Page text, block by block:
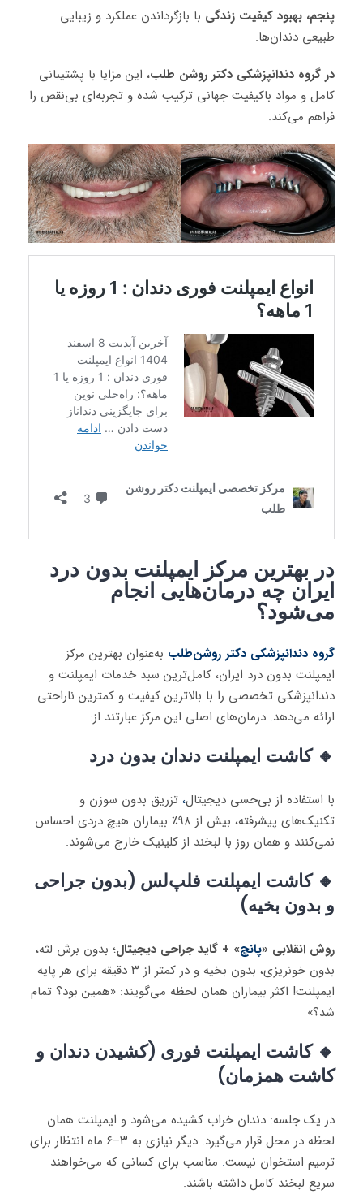
پنجم، بهبود کیفیت زندگی با بازگرداندن عملکرد و زیبایی
طبیعی دندان‌ها.
در گروه دندانپزشکی دکتر روشن طلب، این مزایا با پشتیبانی
کامل و مواد باکیفیت جهانی ترکیب شده و تجربه‌ای بی‌نقص را
فراهم می‌کند.
در بهترین مرکز ایمپلنت بدون درد
ایران چه درمان‌هایی انجام
می‌شود؟
گروه دندانپزشکی دکتر روشن‌طلب به‌عنوان بهترین مرکز
ایمپلنت بدون درد ایران، کامل‌ترین سبد خدمات ایمپلنت و
دندانپزشکی تخصصی را با بالاترین کیفیت و کمترین ناراحتی
ارائه می‌دهد. درمان‌های اصلی این مرکز عبارتند از:
🔸 کاشت ایمپلنت دندان بدون درد
با استفاده از بی‌حسی دیجیتال، تزریق بدون سوزن و
تکنیک‌های پیشرفته، بیش از ۹۸٪ بیماران هیچ دردی احساس
نمی‌کنند و همان روز با لبخند از کلینیک خارج می‌شوند.
🔸 کاشت ایمپلنت فلپ‌لس (بدون جراحی
و بدون بخیه)
روش انقلابی «پانچ» + گاید جراحی دیجیتال؛ بدون برش لثه،
بدون خونریزی، بدون بخیه و در کمتر از ۳ دقیقه برای هر پایه
ایمپلنت! اکثر بیماران همان لحظه می‌گویند: «همین بود؟ تمام
شد؟»
🔸 کاشت ایمپلنت فوری (کشیدن دندان و
کاشت همزمان)
در یک جلسه: دندان خراب کشیده می‌شود و ایمپلنت همان
لحظه در محل قرار می‌گیرد. دیگر نیازی به ۳–۶ ماه انتظار برای
ترمیم استخوان نیست. مناسب برای کسانی که می‌خواهند
سریع لبخند کامل داشته باشند.